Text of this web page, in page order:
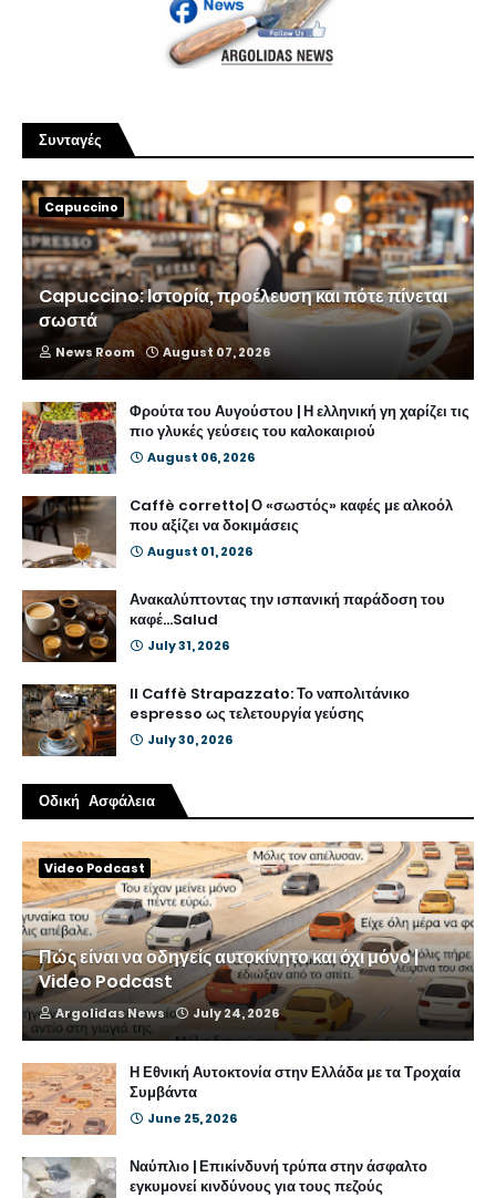
Συνταγές
Capuccino
Capuccino: Ιστορία, προέλευση και πότε πίνεται
σωστά
News Room August 07, 2026
Φρούτα του Αυγούστου | Η ελληνική γη χαρίζει τις
πιο γλυκές γεύσεις του καλοκαιριού
August 06, 2026
Caffè corretto| Ο «σωστός» καφές με αλκοόλ
που αξίζει να δοκιμάσεις
August 01, 2026
Ανακαλύπτοντας την ισπανική παράδοση του
καφέ...Salud
July 31, 2026
Il Caffè Strapazzato: Το ναπολιτάνικο
espresso ως τελετουργία γεύσης
July 30, 2026
Οδική Ασφάλεια
Video Podcast
Πώς είναι να οδηγείς αυτοκίνητο και όχι μόνο |
Video Podcast
Argolidas News July 24, 2026
Η Εθνική Αυτοκτονία στην Ελλάδα με τα Τροχαία
Συμβάντα
June 25, 2026
Ναύπλιο | Επικίνδυνή τρύπα στην άσφαλτο
εγκυμονεί κινδύνους για τους πεζούς